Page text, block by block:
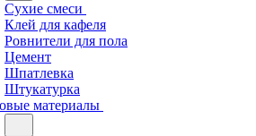
Сухие смеси
Клей для кафеля
Ровнители для пола
Цемент
Шпатлевка
Штукатурка
материалы